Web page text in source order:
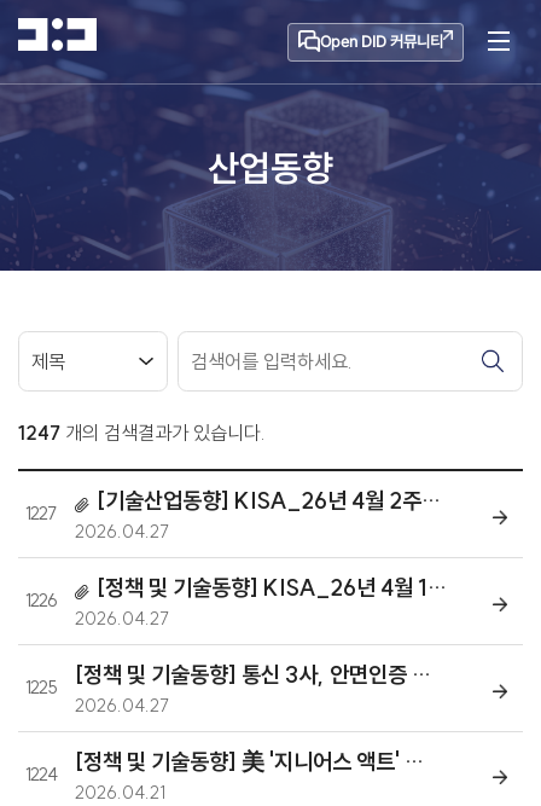
Open DID 커뮤니티
산업동향
1247 개의 검색결과가 있습니다.
1227 [기술산업동향] KISA_26년 4월 2주차 글로벌 블록체인 동향분석
2026.04.27
1226 [정책 및 기술동향] KISA_26년 4월 1주차 글로벌 블록체인 동향분석
2026.04.27
1225 [정책 및 기술동향] 통신 3사, 안면인증 집중 운영 대리점 지정···7월 의무화 예고
2026.04.27
1224 [정책 및 기술동향] 美 '지니어스 액트' 쇼크···원화 스테이블코인 '글로벌 고립 위기' [크립토브리핑]
2026.04.21